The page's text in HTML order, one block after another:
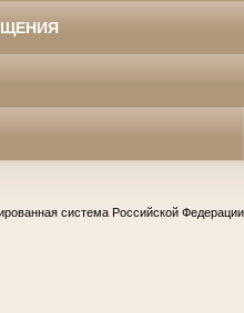
система Российской